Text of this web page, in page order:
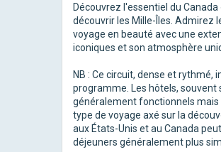
Découvrez l'essentiel du
découvrir les Mille-Îles. Admirez
voyage en beauté avec une
iconiques et son atmosphère
NB : Ce circuit, dense et
programme. Les hôtels, souvent
généralement fonctionnels
type de voyage axé sur la
aux États-Unis et au Canada
déjeuners généralement plus